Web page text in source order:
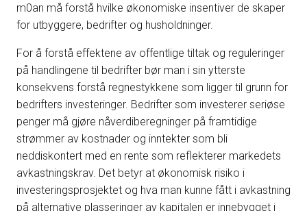
m0an må forstå hvilke økonomiske insentiver de skaper
for utbyggere, bedrifter og husholdninger.
For å forstå effektene av offentlige tiltak og reguleringer
på handlingene til bedrifter bør man i sin ytterste
konsekvens forstå regnestykkene som ligger til grunn for
bedrifters investeringer. Bedrifter som investerer seriøse
penger må gjøre nåverdiberegninger på framtidige
strømmer av kostnader og inntekter som bli
neddiskontert med en rente som reflekterer markedets
avkastningskrav. Det betyr at økonomisk risiko i
investeringsprosjektet og hva man kunne fått i avkastning
på alternative plasseringer av kapitalen er innebygget i